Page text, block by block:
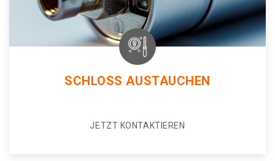
SCHLOSS AUSTAUCHEN
JETZT KONTAKTIEREN